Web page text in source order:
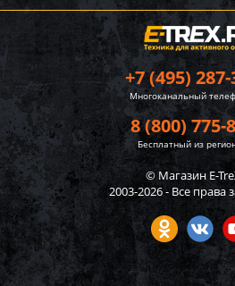
+7 (495) 287-
Многоканальный
8 (800) 775-
Бесплатный из
© Магазин E-
2003-2026 - Все